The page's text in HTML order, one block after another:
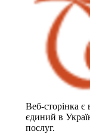
Веб-сторінка є
єдиний в
послуг.